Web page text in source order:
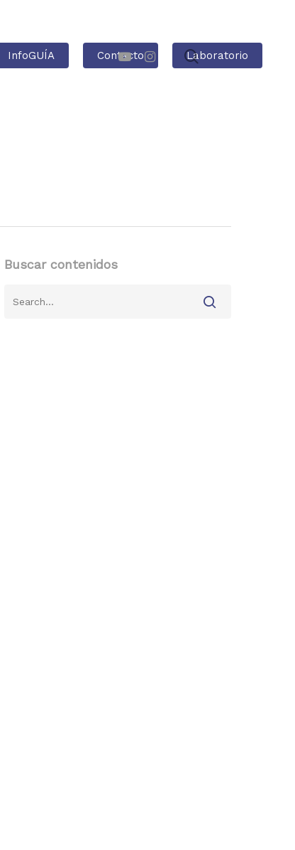
InfoGUÍA Contacto Laboratorio
Buscar contenidos